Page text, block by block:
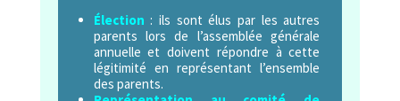
Élection : ils sont élus par les autres
parents lors de l’assemblée générale
annuelle et doivent répondre à cette
légitimité en représentant l’ensemble
des parents.